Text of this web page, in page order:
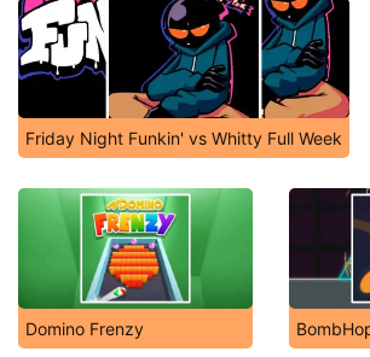
Friday Night Funkin' vs Whitty Full Week
Domino Frenzy